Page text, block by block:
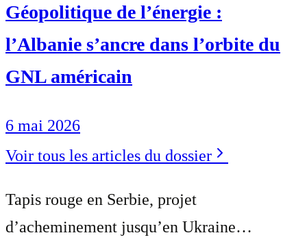
Géopolitique de l’énergie :
l’Albanie s’ancre dans l’orbite du
GNL américain
6 mai 2026
Voir tous les articles du dossier
Tapis rouge en Serbie, projet
d’acheminement jusqu’en Ukraine…